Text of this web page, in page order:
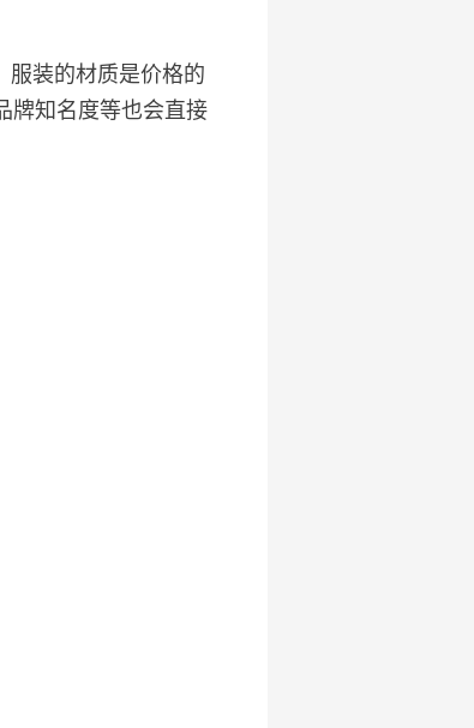
服装的材质是价格的
牌知名度等也会直接